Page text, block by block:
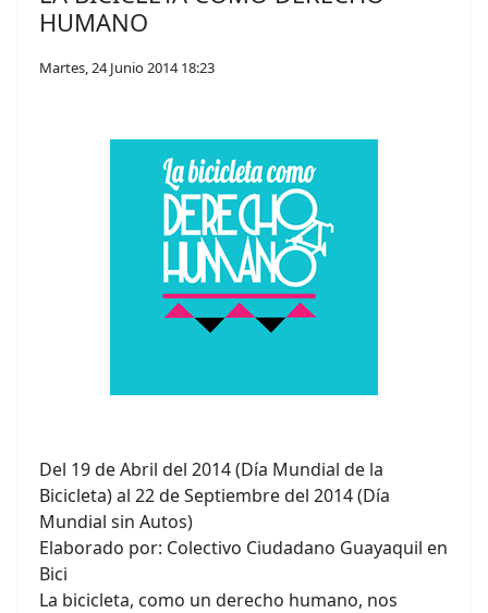
HUMANO
Martes, 24 Junio 2014 18:23
Del 19 de Abril del 2014 (Día Mundial de la
Bicicleta) al 22 de Septiembre del 2014 (Día
Mundial sin Autos)
Elaborado por: Colectivo Ciudadano Guayaquil en
Bici
La bicicleta, como un derecho humano, nos